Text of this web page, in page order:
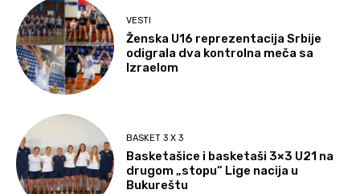
VESTI
Ženska U16 reprezentacija Srbije
odigrala dva kontrolna meča sa
Izraelom
BASKET 3 X 3
Basketašice i basketaši 3×3 U21 na
drugom „stopu“ Lige nacija u
Bukureštu